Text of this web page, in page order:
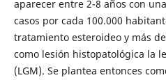
aparecer entre 2-8 años con
casos por cada 100.000
tratamiento esteroideo y más
como lesión histopatológica la
(LGM). Se plantea entonces